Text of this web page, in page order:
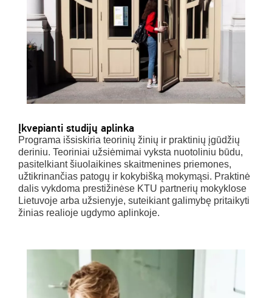
Įkvepianti studijų aplinka
Programa išsiskiria teorinių žinių ir praktinių įgūdžių
deriniu. Teoriniai užsiėmimai vyksta nuotoliniu būdu,
pasitelkiant šiuolaikines skaitmenines priemones,
užtikrinančias patogų ir kokybišką mokymąsi. Praktinė
dalis vykdoma prestižinėse KTU partnerių mokyklose
Lietuvoje arba užsienyje, suteikiant galimybę pritaikyti
žinias realioje ugdymo aplinkoje.